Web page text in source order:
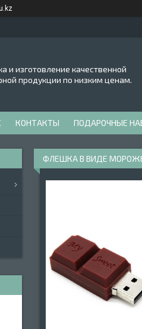
и изготовление качественной
продукции по низким ценам.
КОНТАКТЫ ПОДАРОЧНЫЕ
ФЛЕШКА В ВИДЕ